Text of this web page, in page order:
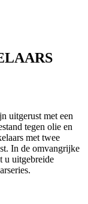
uitgerust met een
tegen olie en
met twee
In de omvangrijke
u uitgebreide